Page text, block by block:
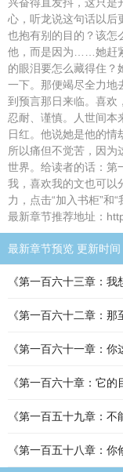
心，听龙说这句话以
也抱有别的目的？该怎
他，而是因为……她赶
的眼泪要怎么藏得住？
一下。那便竭尽全力地
到预言那日来临。喜欢
忍耐、谨慎。人世间本
日红。他说她是他的
所以痛但不觉苦，因为
世界。给读者的话：第
我，喜欢我的文也可以
力，点击“加入书柜”和
最新章节推荐地址：
最新章节预览 更新时
《第一百六十三章：我
《第一百六十二章：那
《第一百六十一章：你
《第一百六十章：它的
《第一百五十九章：不
《第一百五十八章：你